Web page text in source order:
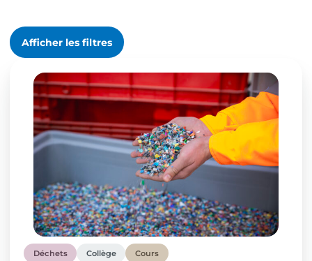
Afficher les filtres
Déchets Collège Cours